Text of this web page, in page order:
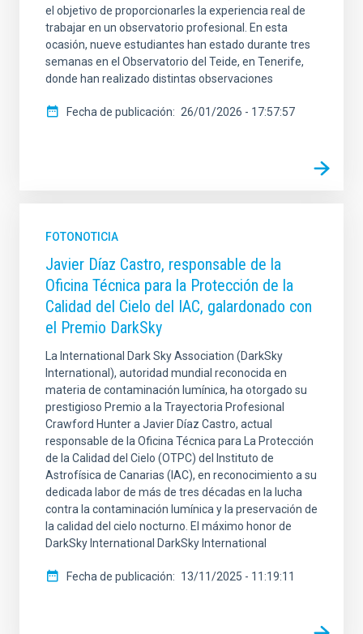
el objetivo de proporcionarles la experiencia real de
trabajar en un observatorio profesional. En esta
ocasión, nueve estudiantes han estado durante tres
semanas en el Observatorio del Teide, en Tenerife,
donde han realizado distintas observaciones
Fecha de publicación 26/01/2026 - 17:57:57
FOTONOTICIA
Javier Díaz Castro, responsable de la
Oficina Técnica para la Protección de la
Calidad del Cielo del IAC, galardonado con
el Premio DarkSky
La International Dark Sky Association (DarkSky
International), autoridad mundial reconocida en
materia de contaminación lumínica, ha otorgado su
prestigioso Premio a la Trayectoria Profesional
Crawford Hunter a Javier Díaz Castro, actual
responsable de la Oficina Técnica para La Protección
de la Calidad del Cielo (OTPC) del Instituto de
Astrofísica de Canarias (IAC), en reconocimiento a su
dedicada labor de más de tres décadas en la lucha
contra la contaminación lumínica y la preservación de
la calidad del cielo nocturno. El máximo honor de
DarkSky International DarkSky International
Fecha de publicación 13/11/2025 - 11:19:11